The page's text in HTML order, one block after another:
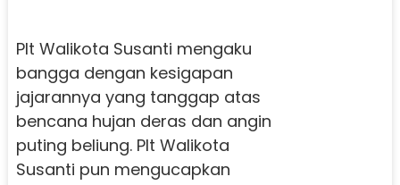
Plt Walikota Susanti mengaku
bangga dengan kesigapan
jajarannya yang tanggap atas
bencana hujan deras dan angin
puting beliung. Plt Walikota
Susanti pun mengucapkan